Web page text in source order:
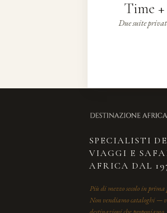
Time
Due suite
SPECIALISTI
VIAGGI E
AFRICA DAL
Più di mezzo secolo in prima
Non vendiamo cataloghi —